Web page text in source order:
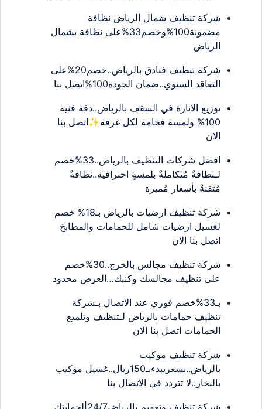
شركة تنظيف شمال الرياض نظافة
مضمونة100%وخصم33%على نظافة بشمال
الرياض
شركة تنظيف فنادق بالرياض..خصم20%على
التعاقد السنوي..ضمان الجودة100%اتصل بنا
توزيع الانارة في السقف بالرياض..دقة فنية
100% ولمسة فخامة لكل غرفة✨اتصل بنا
الان
افضل شركات التنظيف بالرياض..33%خصم
لـنظافةٌ مُتكاملةٌ بلمسةٍ احترافية..نظافةٌ
مُتقنةٌ بأسعار مُميزة
شركة تنظيف ارضيات بالرياض بـ18% خصم
لغسيل ارضيات شامل للحمامات والمطابخ
اتصل بنا الان
شركة تنظيف مجالس بالخرج..30%خصم
على تنظيف مجالسك وكنبك…العرض محدود
بـ33%خصم فوري عند الاتصال بـشركة
تنظيف حمامات بالرياض لـتنظيف وتلميع
الحمامات اتصل بنا الان
شركة تنظيف موكيت
بالرياض..بسعريبدءبـ150ريال..غسيل موكيب
بالبخار..لا تتردد في الاتصال بنا
شركة تنظيف وتعقيم بالرياض24/7|لحمايتك